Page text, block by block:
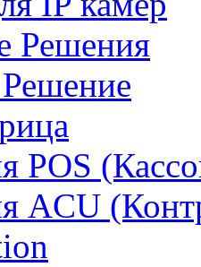
Решения
POS
ACU